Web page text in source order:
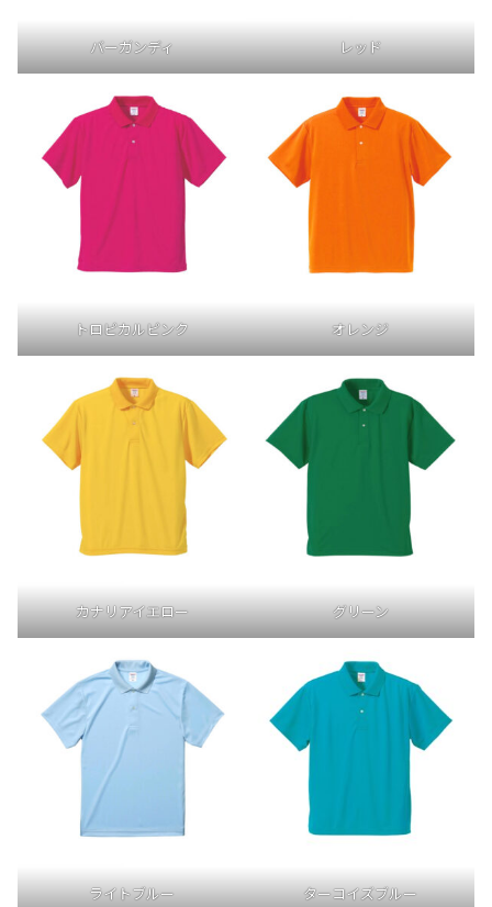
バーガンディ レッド
トロピカルピンク オレンジ
カナリアイエロー グリーン
ライトブルー ターコイズブルー